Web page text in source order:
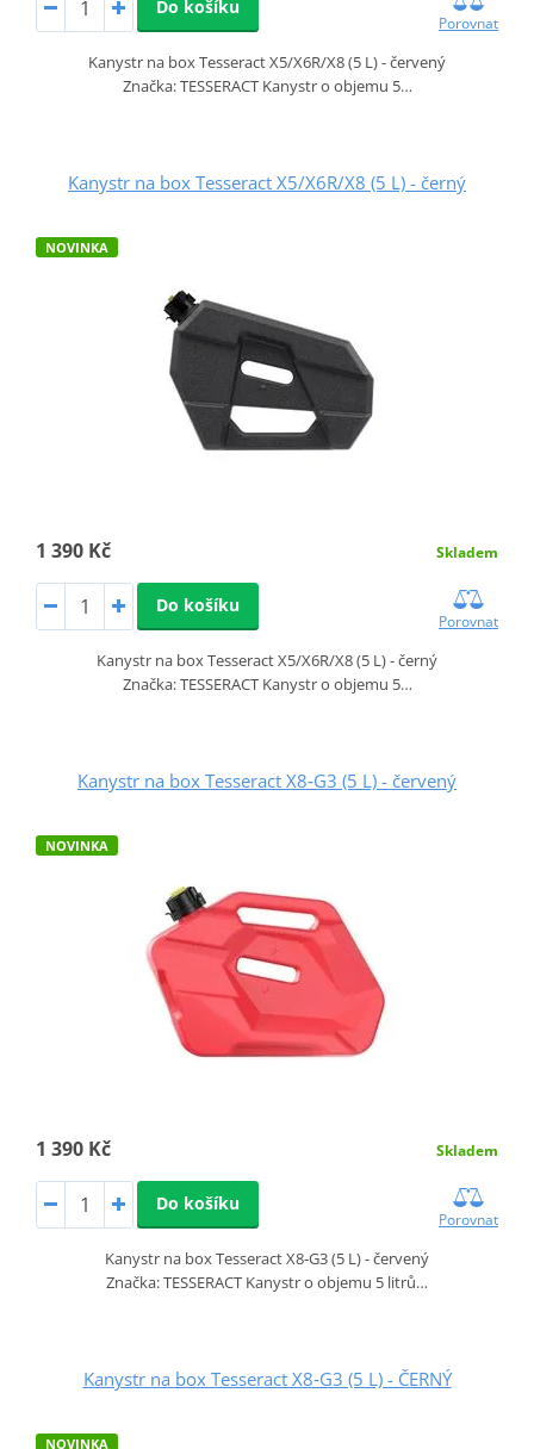
Do košíku
Porovnat
Kanystr na box Tesseract X5/X6R/X8 (5 L) - červený
Značka: TESSERACT Kanystr o objemu 5…
Kanystr na box Tesseract X5/X6R/X8 (5 L) - černý
NOVINKA
1 390 Kč Skladem
Do košíku
Porovnat
Kanystr na box Tesseract X5/X6R/X8 (5 L) - černý
Značka: TESSERACT Kanystr o objemu 5…
Kanystr na box Tesseract X8‑G3 (5 L) - červený
NOVINKA
1 390 Kč Skladem
Do košíku
Porovnat
Kanystr na box Tesseract X8‑G3 (5 L) - červený
Značka: TESSERACT Kanystr o objemu 5 litrů…
Kanystr na box Tesseract X8‑G3 (5 L) - ČERNÝ
NOVINKA